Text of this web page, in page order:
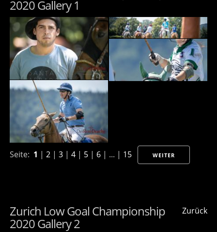
2020 Gallery 1
Seite: 1 | 2 | 3 | 4 | 5 | 6 | ... | 15 WEITER
Zurück
Zurich Low Goal Championship
2020 Gallery 2